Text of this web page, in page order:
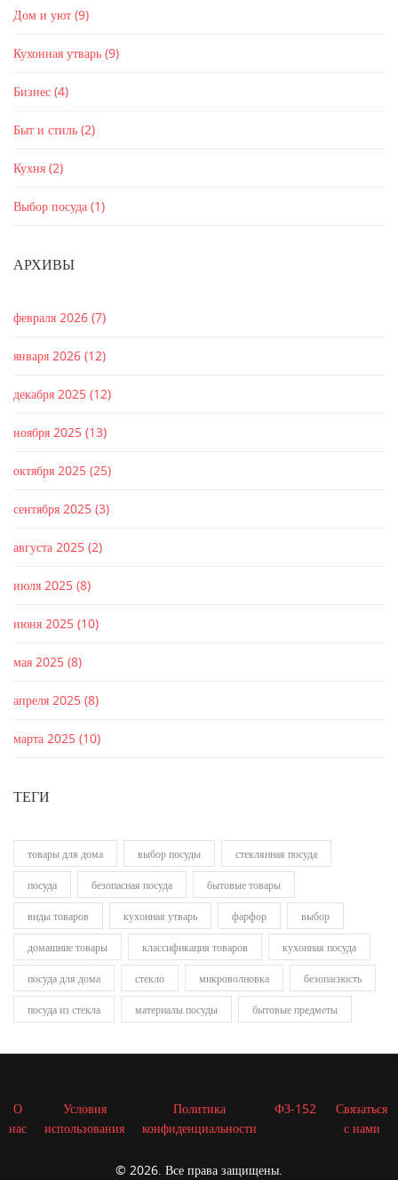
Дом и уют (9)
Кухонная утварь (9)
Бизнес (4)
Быт и стиль (2)
Кухня (2)
Выбор посуда (1)
АРХИВЫ
февраля 2026 (7)
января 2026 (12)
декабря 2025 (12)
ноября 2025 (13)
октября 2025 (25)
сентября 2025 (3)
августа 2025 (2)
июля 2025 (8)
июня 2025 (10)
мая 2025 (8)
апреля 2025 (8)
марта 2025 (10)
ТЕГИ
товары для дома выбор посуды стеклянная посуда
посуда безопасная посуда бытовые товары
виды товаров кухонная утварь фарфор выбор
домашние товары классификация товаров кухонная посуда
посуда для дома стекло микроволновка безопасность
посуда из стекла материалы посуды бытовые предметы
О
нас
Условия
использования
Политика
конфиденциальности
ФЗ-152
Связаться
с нами
© 2026. Все права защищены.